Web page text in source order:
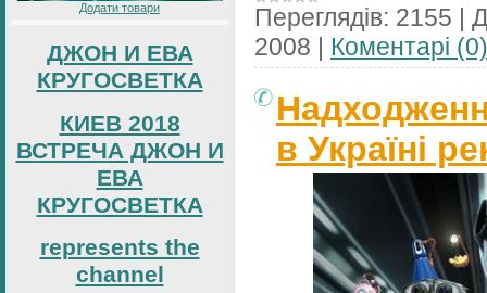
Додати товари
ДЖОН И ЕВА
КРУГОСВЕТКА
КИЕВ 2018
ВСТРЕЧА ДЖОН И
ЕВА
КРУГОСВЕТКА
represents the
channel
Переглядів: 2155 |
2008 | Коментарі (0)
в Україні